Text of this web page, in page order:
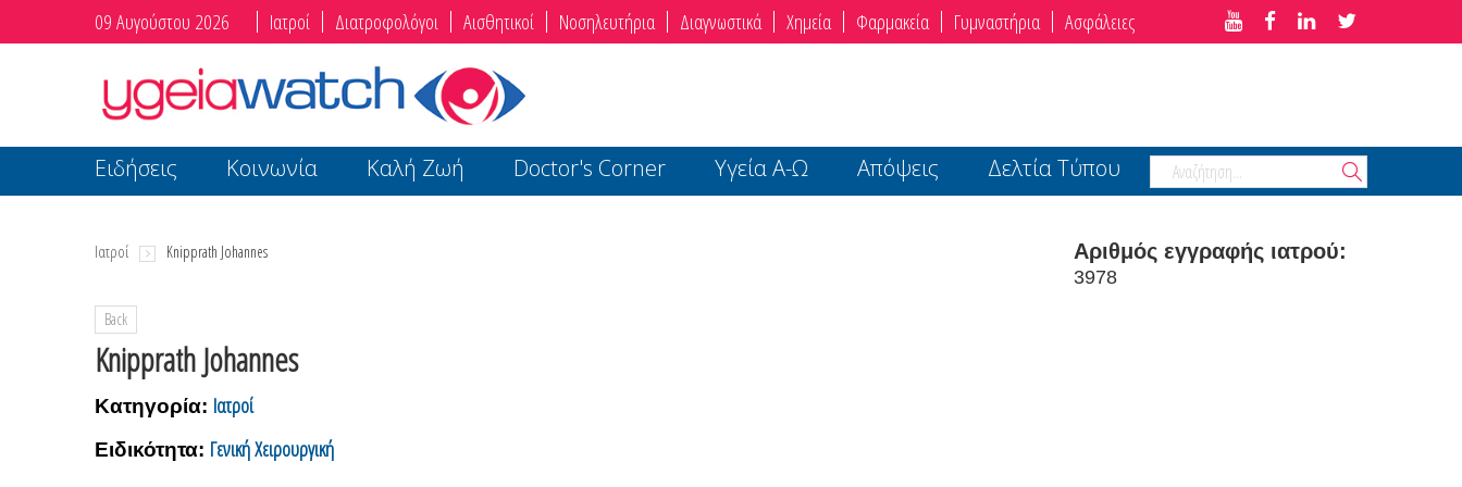
09 Αυγούστου 2026 Ιατροί Διατροφολόγοι Αισθητικοί Νοσηλευτήρια Διαγνωστικά Χημεία Φαρμακεία Γυμναστήρια Ασφάλειες
Ειδήσεις Κοινωνία Καλή Ζωή Doctor's Corner Υγεία Α-Ω Απόψεις Δελτία Τύπου
Ιατροί Knipprath Johannes
Back
Knipprath Johannes
Κατηγορία: Ιατροί
Ειδικότητα: Γενική Χειρουργική
Αριθμός εγγραφής ιατρού:
3978